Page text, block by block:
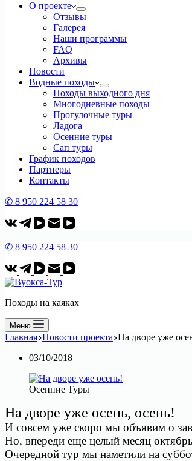
О проекте
Отзывы
Галерея
Наши программы
FAQ
Архивы
Новости
Водные походы
Походы выходного дня
Многодневные походы
Прогулочные туры
Ладога
Осенние туры
Сап туры
График походов
Партнеры
Контакты
✆ 8 950 224 58 30
✆ 8 950 224 58 30
Походы на каяках
Меню
Главная Новости проекта На дворе уже
03/10/2018
Осенние Туры
На дворе уже осень, осень!
И совсем уже скоро мы объявим о
Но, впереди еще целый месяц
Очередной тур мы наметили на